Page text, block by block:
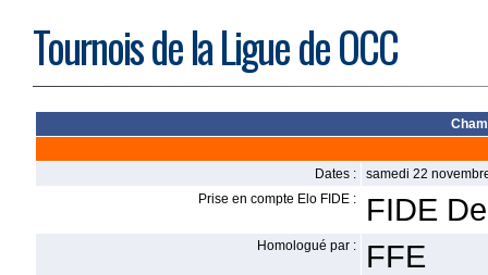
Tournois de la Ligue de OCC
Dates :
samedi 22
Prise en compte Elo FIDE :
FIDE
Homologué par : FFE